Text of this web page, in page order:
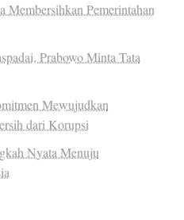
Membersihkan Pemerintahan
Prabowo Minta Tata
Mewujudkan
dari Korupsi
Nyata Menuju